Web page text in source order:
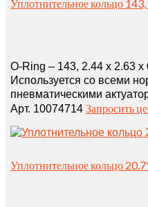
Уплотнительное кольцо
O-Ring – 143, 2.44 x 2.63 x
Используется со всеми
пневматическими
Арт. 10074714 Запросить
Уплотнительное кольцо